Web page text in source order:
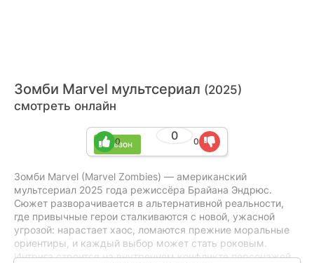
Зомби Marvel мультсериал (2025)
смотреть онлайн
1 сезон
0
0 0
Зомби Marvel (Marvel Zombies) — американский
мультсериал 2025 года режиссёра Брайана Эндрюс.
Сюжет разворачивается в альтернативной реальности,
где привычные герои сталкиваются с новой, ужасной
угрозой: нарастает хаос, ломаются прежние моральные
ориентиры, и каждый выбор может стать роковым.
Интрига строится на внутреннем конфликте персонажей,